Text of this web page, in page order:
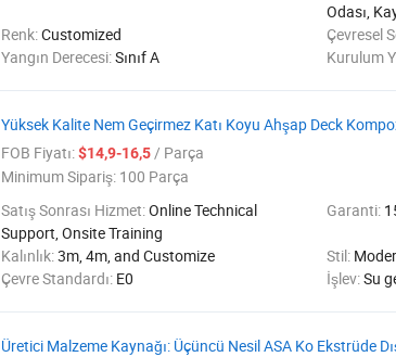
Odası,
Renk:Customized Çevresel
Yangın Derecesi:Sınıf A Kurulum
Yüksek Kalite Nem Geçirmez Katı Koyu Ahşap Deck
FOB Fiyatı:$14,9-16,5/ Parça
Minimum Sipariş: 100 Parça
Satış Sonrası Hizmet:Online Technical
Support, Onsite Training
Garanti:
Kalınlık:3m, 4m, and Customize Stil:
Çevre Standardı: E0 İşlev:Su
Üretici Malzeme Kaynağı: Üçüncü Nesil ASA Ko Ekstrüde